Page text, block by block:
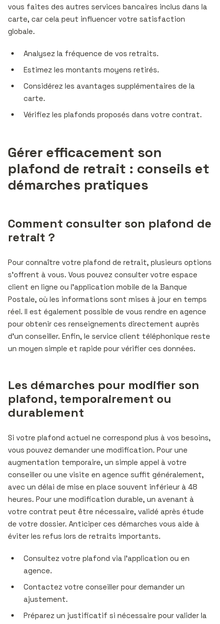
vous faites des autres services bancaires inclus dans la
carte, car cela peut influencer votre satisfaction
globale.
Analysez la fréquence de vos retraits.
Estimez les montants moyens retirés.
Considérez les avantages supplémentaires de la
carte.
Vérifiez les plafonds proposés dans votre contrat.
Gérer efficacement son
plafond de retrait : conseils et
démarches pratiques
Comment consulter son plafond de
retrait ?
Pour connaître votre plafond de retrait, plusieurs options
s’offrent à vous. Vous pouvez consulter votre espace
client en ligne ou l’application mobile de la Banque
Postale, où les informations sont mises à jour en temps
réel. Il est également possible de vous rendre en agence
pour obtenir ces renseignements directement auprès
d’un conseiller. Enfin, le service client téléphonique reste
un moyen simple et rapide pour vérifier ces données.
Les démarches pour modifier son
plafond, temporairement ou
durablement
Si votre plafond actuel ne correspond plus à vos besoins,
vous pouvez demander une modification. Pour une
augmentation temporaire, un simple appel à votre
conseiller ou une visite en agence suffit généralement,
avec un délai de mise en place souvent inférieur à 48
heures. Pour une modification durable, un avenant à
votre contrat peut être nécessaire, validé après étude
de votre dossier. Anticiper ces démarches vous aide à
éviter les refus lors de retraits importants.
Consultez votre plafond via l’application ou en
agence.
Contactez votre conseiller pour demander un
ajustement.
Préparez un justificatif si nécessaire pour valider la